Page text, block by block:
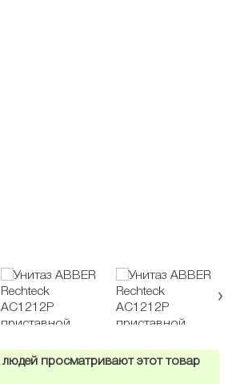
просматривают этот товар